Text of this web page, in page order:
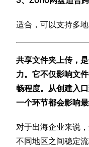
适合，可以支持多
共享文件夹上传，
力。它不仅影响文
畅程度。从创建入
一个环节都会影响最
对于出海企业来说
不同地区之间稳定